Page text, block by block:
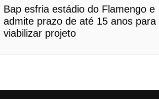
Bap esfria estádio do Flamengo e
admite prazo de até 15 anos para
viabilizar projeto